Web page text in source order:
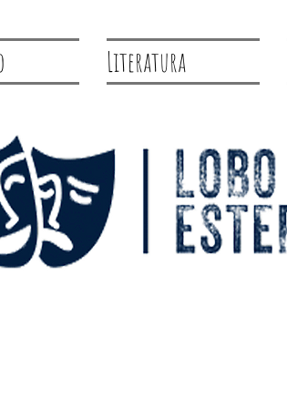
Literatura